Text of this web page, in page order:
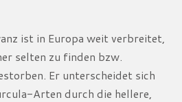
ist in Europa weit verbreitet,
selten zu finden bzw.
Er unterscheidet sich
Arten durch die hellere,